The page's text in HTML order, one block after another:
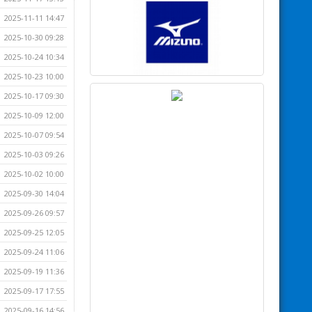
2025-11-11 14:47
2025-10-30 09:28
2025-10-24 10:34
2025-10-23 10:00
2025-10-17 09:30
2025-10-09 12:00
2025-10-07 09:54
2025-10-03 09:26
2025-10-02 10:00
2025-09-30 14:04
2025-09-26 09:57
2025-09-25 12:05
2025-09-24 11:06
2025-09-19 11:36
2025-09-17 17:55